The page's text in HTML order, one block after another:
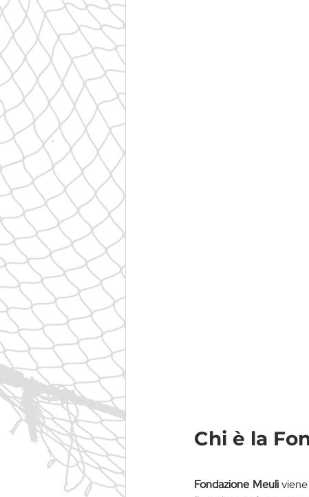
Chi è la
Fondazione Meulì